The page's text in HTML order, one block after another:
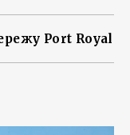
Port Royal